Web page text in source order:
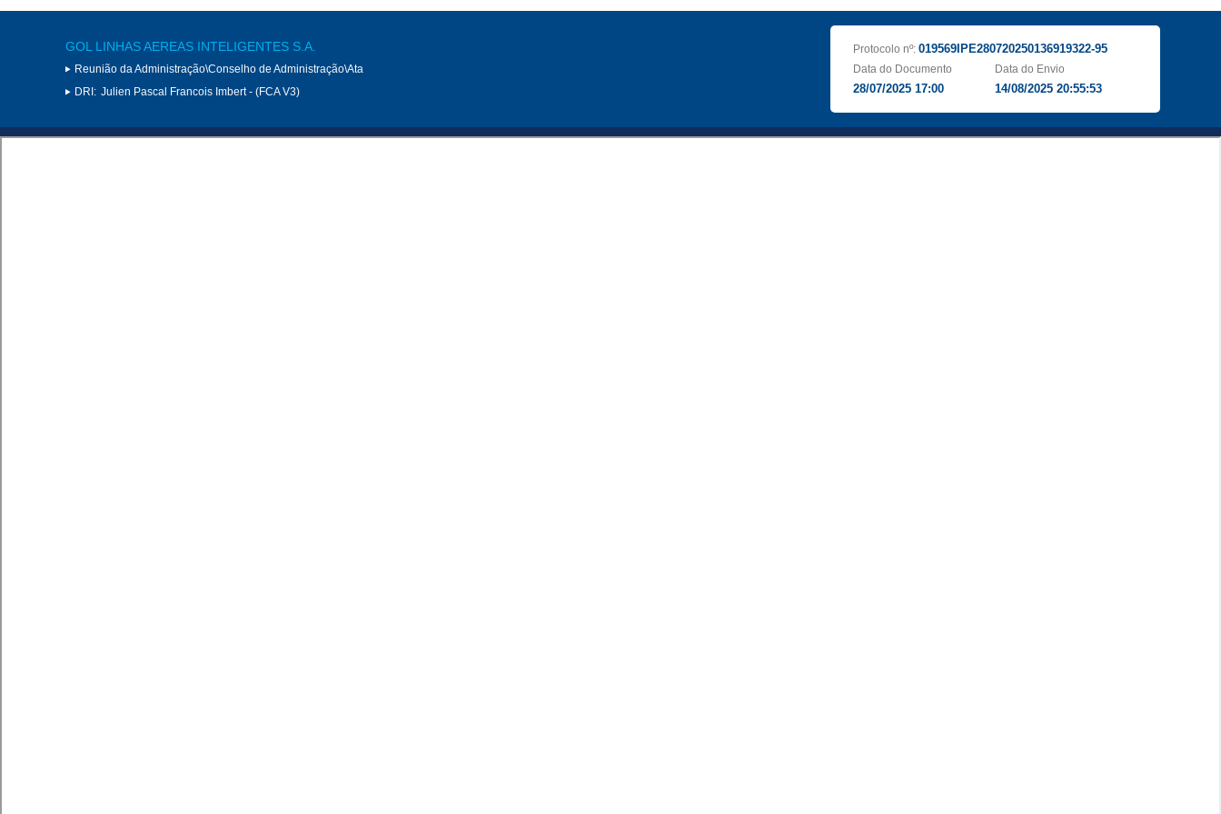
GOL LINHAS AEREAS INTELIGENTES S.A.
Reunião da Administração\Conselho de Administração\Ata
DRI: Julien Pascal Francois Imbert - (FCA V3)
Protocolo nº: 019569IPE280720250136919322-95
Data do Documento
28/07/2025 17:00
Data do Envio
14/08/2025 20:55:53